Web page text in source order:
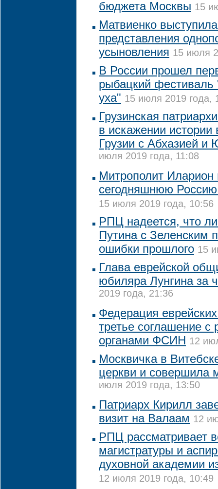
бюджета Москвы 15
Матвиенко
представления
усыновления 15 июля
В России прошел
рыбацкий фестиваль
уха" 15 июля 2019 года,
Грузинская
в искажении
Грузии с Абхазией и
июля 2019 года, 11:08
Митрополит Иларион
сегодняшнюю
15 июля 2019 года, 10:56
РПЦ надеется, что
Путина с Зеленским
ошибки прошлого 15
Глава еврейской
юбиляра Лунгина за
2019 года, 21:36
Федерация
третье соглашение с
органами ФСИН 12
Москвичка в
церкви и совершила
июля 2019 года, 13:50
Патриарх Кирилл
визит на Валаам 12
РПЦ рассматривает
магистратуры и
духовной академии
12 июля 2019 года, 10:49